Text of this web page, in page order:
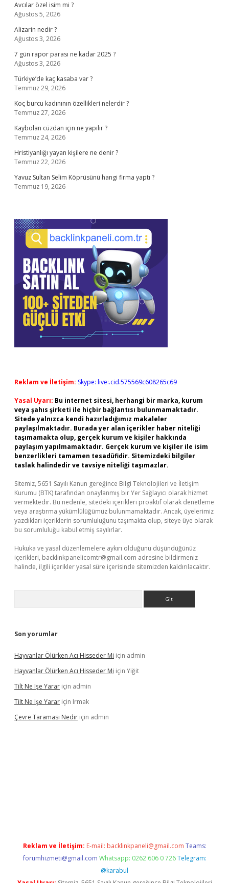
Avcılar özel isim mi ?
Ağustos 5, 2026
Alizarin nedir ?
Ağustos 3, 2026
7 gün rapor parası ne kadar 2025 ?
Ağustos 3, 2026
Türkiye’de kaç kasaba var ?
Temmuz 29, 2026
Koç burcu kadınının özellikleri nelerdir ?
Temmuz 27, 2026
Kaybolan cüzdan için ne yapılır ?
Temmuz 24, 2026
Hristiyanlığı yayan kişilere ne denir ?
Temmuz 22, 2026
Yavuz Sultan Selim Köprüsünü hangi firma yaptı ?
Temmuz 19, 2026
Reklam ve İletişim: Skype: live:.cid.575569c608265c69
Yasal Uyarı: Bu internet sitesi, herhangi bir marka, kurum
veya şahıs şirketi ile hiçbir bağlantısı bulunmamaktadır.
Sitede yalnızca kendi hazırladığımız makaleler
paylaşılmaktadır. Burada yer alan içerikler haber niteliği
taşımamakta olup, gerçek kurum ve kişiler hakkında
paylaşım yapılmamaktadır. Gerçek kurum ve kişiler ile isim
benzerlikleri tamamen tesadüfidir. Sitemizdeki bilgiler
taslak halindedir ve tavsiye niteliği taşımazlar.
Sitemiz, 5651 Sayılı Kanun gereğince Bilgi Teknolojileri ve İletişim
Kurumu (BTK) tarafından onaylanmış bir Yer Sağlayıcı olarak hizmet
vermektedir. Bu nedenle, sitedeki içerikleri proaktif olarak denetleme
veya araştırma yükümlülüğümüz bulunmamaktadır. Ancak, üyelerimiz
yazdıkları içeriklerin sorumluluğunu taşımakta olup, siteye üye olarak
bu sorumluluğu kabul etmiş sayılırlar.
Hukuka ve yasal düzenlemelere aykırı olduğunu düşündüğünüz
içerikleri, backlinkpanelicomtr@gmail.com adresine bildirmeniz
halinde, ilgili içerikler yasal süre içerisinde sitemizden kaldırılacaktır.
Son yorumlar
Hayvanlar Ölürken Acı Hisseder Mi için admin
Hayvanlar Ölürken Acı Hisseder Mi için Yiğit
Tilt Ne Işe Yarar için admin
Tilt Ne Işe Yarar için Irmak
Çevre Taraması Nedir için admin
Reklam ve İletişim: E-mail: backlinkpaneli@gmail.com Teams:
forumhizmeti@gmail.com Whatsapp: 0262 606 0 726 Telegram:
@karabul